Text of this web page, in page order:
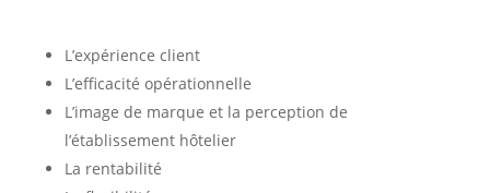
L’expérience client
L’efficacité opérationnelle
L’image de marque et la perception de
l’établissement hôtelier
La rentabilité